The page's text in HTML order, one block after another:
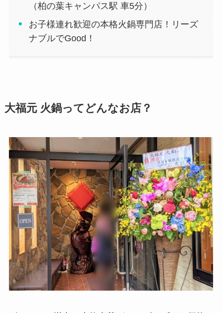
（柏の葉キャンパス駅 車5分）
お子様連れ歓迎の本格火鍋専門店！リーズ
ナブルでGood！
大福元 火鍋ってどんなお店？